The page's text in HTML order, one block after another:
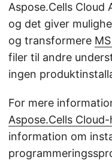
Aspose.Cells Cloud
og det giver
og transformere
filer til andre
ingen
For mere
Aspose.Cells
information om